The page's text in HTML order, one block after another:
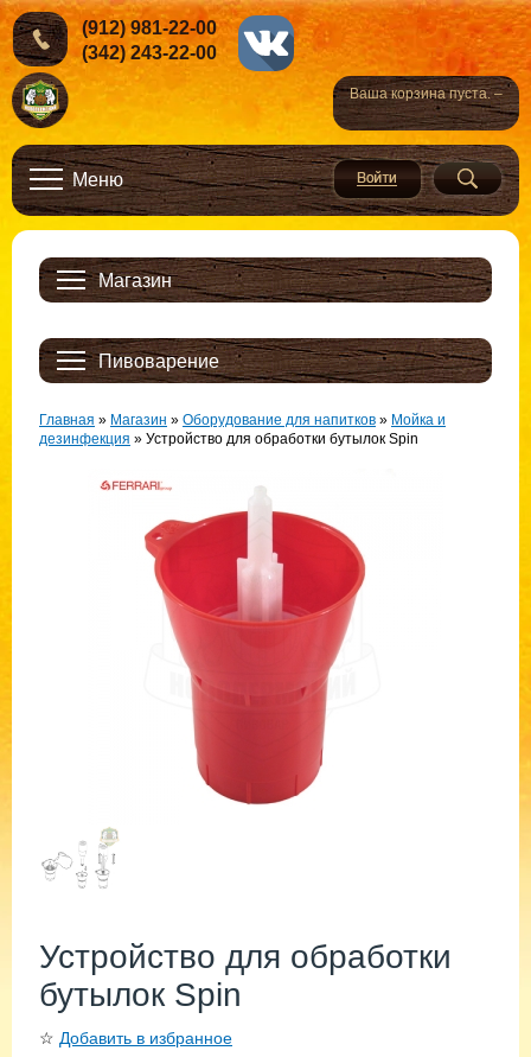
Ваша корзина пуста. –
(912) 981-22-00
(342) 243-22-00
Меню
Магазин
Пивоварение
Главная » Магазин » Оборудование для напитков » Мойка и
дезинфекция » Устройство для обработки бутылок Spin
Устройство для обработки
бутылок Spin
☆ Добавить в избранное